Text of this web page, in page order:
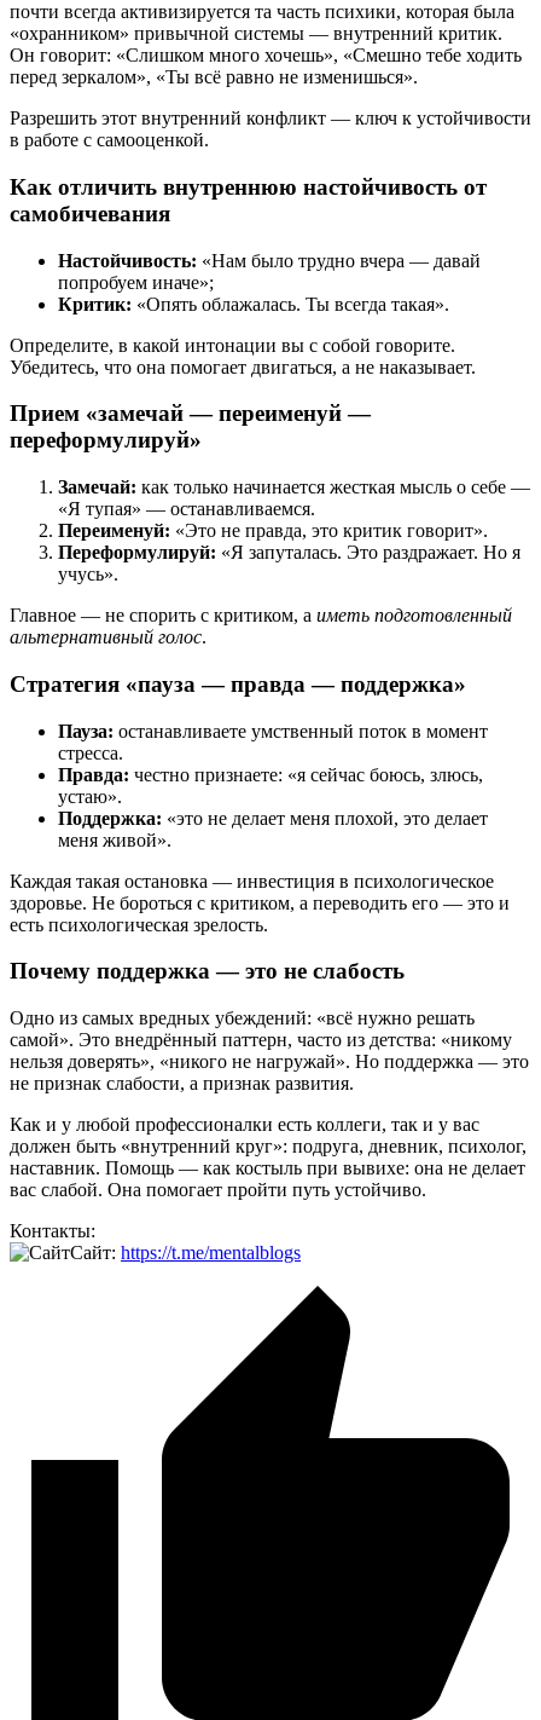
почти всегда активизируется та часть психики, которая была
«охранником» привычной системы — внутренний критик.
Он говорит: «Слишком много хочешь», «Смешно тебе ходить
перед зеркалом», «Ты всё равно не изменишься».
Разрешить этот внутренний конфликт — ключ к устойчивости
в работе с самооценкой.
Как отличить внутреннюю настойчивость от
самобичевания
Настойчивость: «Нам было трудно вчера — давай
попробуем иначе»;
Критик: «Опять облажалась. Ты всегда такая».
Определите, в какой интонации вы с собой говорите.
Убедитесь, что она помогает двигаться, а не наказывает.
Прием «замечай — переименуй —
переформулируй»
Замечай: как только начинается жесткая мысль о себе —
«Я тупая» — останавливаемся.
Переименуй: «Это не правда, это критик говорит».
Переформулируй: «Я запуталась. Это раздражает. Но я
учусь».
Главное — не спорить с критиком, а иметь подготовленный
альтернативный голос.
Стратегия «пауза — правда — поддержка»
Пауза: останавливаете умственный поток в момент
стресса.
Правда: честно признаете: «я сейчас боюсь, злюсь,
устаю».
Поддержка: «это не делает меня плохой, это делает
меня живой».
Каждая такая остановка — инвестиция в психологическое
здоровье. Не бороться с критиком, а переводить его — это и
есть психологическая зрелость.
Почему поддержка — это не слабость
Одно из самых вредных убеждений: «всё нужно решать
самой». Это внедрённый паттерн, часто из детства: «никому
нельзя доверять», «никого не нагружай». Но поддержка — это
не признак слабости, а признак развития.
Как и у любой профессионалки есть коллеги, так и у вас
должен быть «внутренний круг»: подруга, дневник, психолог,
наставник. Помощь — как костыль при вывихе: она не делает
вас слабой. Она помогает пройти путь устойчиво.
Контакты:
Сайт: https://t.me/mentalblogs